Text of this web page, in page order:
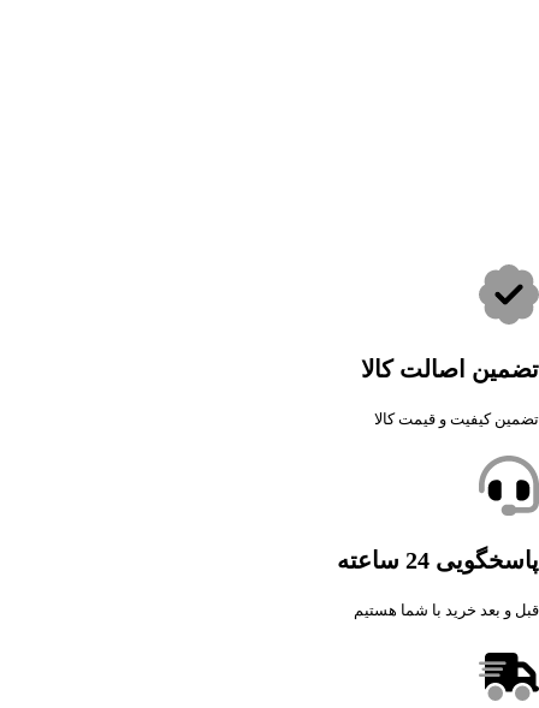
تضمین اصالت کالا
تضمین کیفیت و قیمت کالا
پاسخگویی 24 ساعته
قبل و بعد خرید با شما هستیم